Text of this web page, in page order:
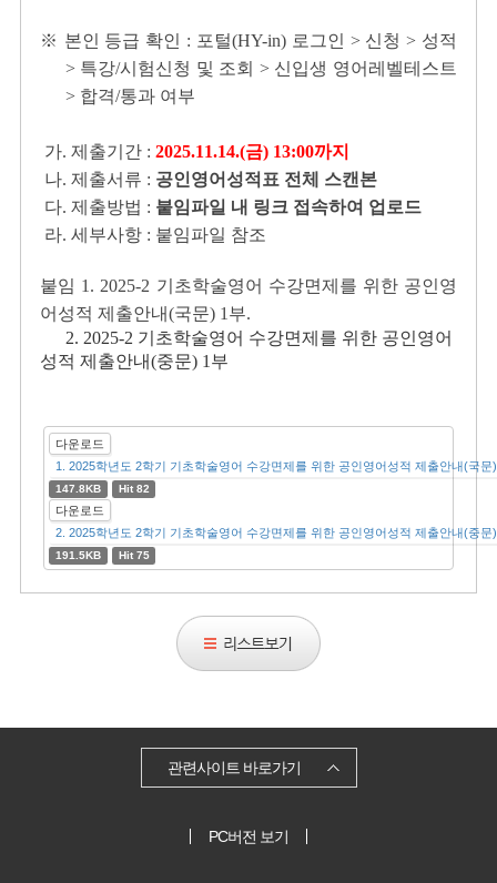
※ 본인 등급 확인 : 포털(HY-in) 로그인 > 신청 > 성적
> 특강/시험신청 및 조회 > 신입생 영어레벨테스트
> 합격/통과 여부
가. 제출기간 : 2025.11.14.(금) 13:00까지
나. 제출서류 : 공인영어성적표 전체 스캔본
다. 제출방법 : 붙임파일 내 링크 접속하여 업로드
라. 세부사항 : 붙임파일 참조
붙임 1. 2025-2 기초학술영어 수강면제를 위한 공인영
어성적 제출안내(국문) 1부.
2. 2025-2 기초학술영어 수강면제를 위한 공인영어
성적 제출안내(중문) 1부
다운로드
1. 2025학년도 2학기 기초학술영어 수강면제를 위한 공인영어성적 제출안내(국문
147.8KB Hit 82
다운로드
2. 2025학년도 2학기 기초학술영어 수강면제를 위한 공인영어성적 제출안내(중문
191.5KB Hit 75
스
트
관련사이트 바로가기
PC버전 보기